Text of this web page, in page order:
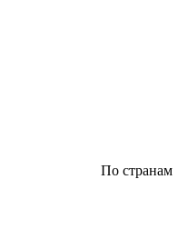
По странам